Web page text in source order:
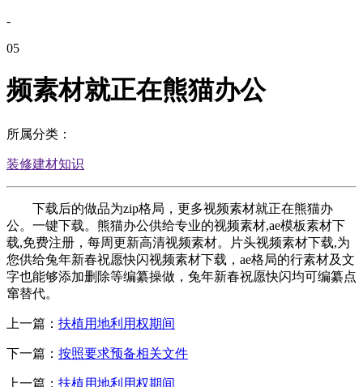
-
05
频素材就正在熊猫办公
所属分类：
装修建材知识
下载后的做品为zip格局，更多视频素材就正在熊猫办
公。一键下载。熊猫办公供给专业的视频素材,ae模板素材下
载,免费注册，每周更新高清视频素材。片头视频素材下载,为
您供给兔年新春祝愿快闪视频素材下载，ae格局的行素材及文
字也能够添加删除等编纂操做，兔年新春祝愿快闪均可编纂点
窜替代。
上一篇： 扶植用地利用权期间
下一篇： 按照要求预备相关文件
上一篇： 扶植用地利用权期间